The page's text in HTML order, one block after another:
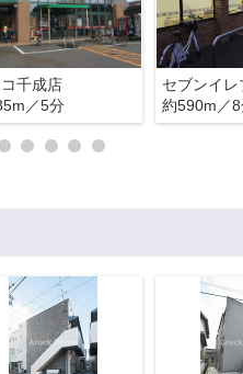
千成店
／5分
約590m／